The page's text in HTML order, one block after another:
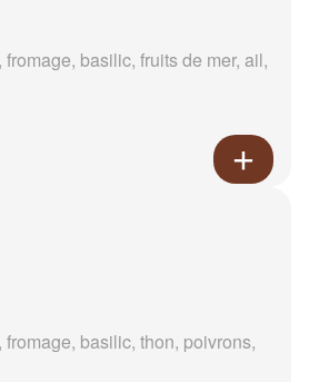
basilic, fruits de mer, ail,
basilic, thon, poivrons,